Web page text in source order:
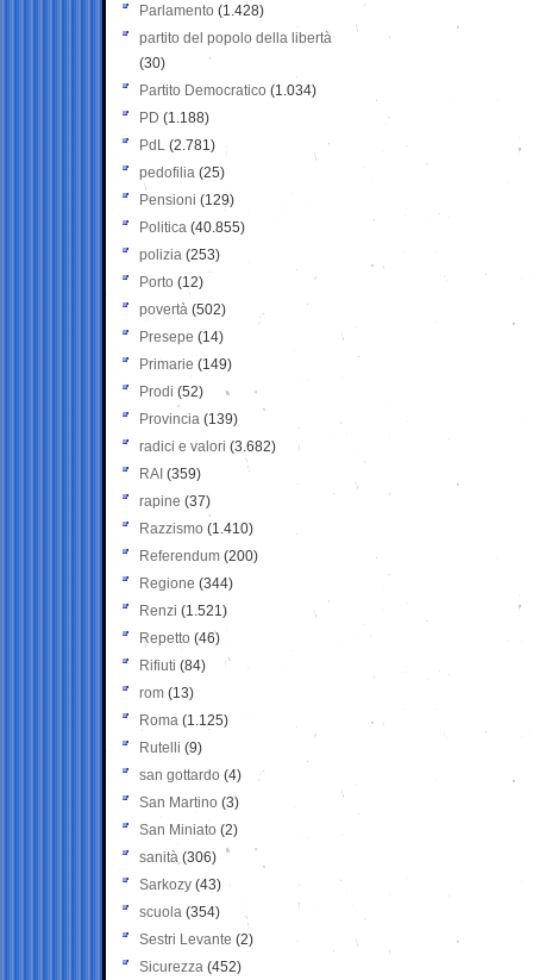
Parlamento (1.428)
partito del popolo della libertà
(30)
Partito Democratico (1.034)
PD (1.188)
PdL (2.781)
pedofilia (25)
Pensioni (129)
Politica (40.855)
polizia (253)
Porto (12)
povertà (502)
Presepe (14)
Primarie (149)
Prodi (52)
Provincia (139)
radici e valori (3.682)
RAI (359)
rapine (37)
Razzismo (1.410)
Referendum (200)
Regione (344)
Renzi (1.521)
Repetto (46)
Rifiuti (84)
rom (13)
Roma (1.125)
Rutelli (9)
san gottardo (4)
San Martino (3)
San Miniato (2)
sanità (306)
Sarkozy (43)
scuola (354)
Sestri Levante (2)
Sicurezza (452)